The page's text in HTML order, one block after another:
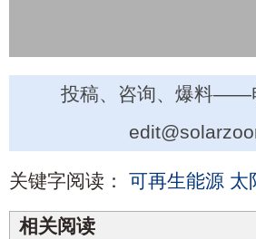
投稿、咨询、爆料——
关键字阅读： 可再生能源 太
相关阅读